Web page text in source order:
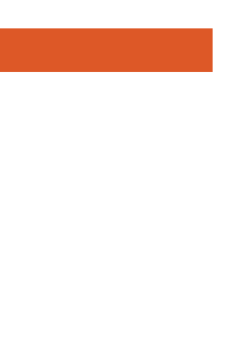
tại
4.500.000 ₫.